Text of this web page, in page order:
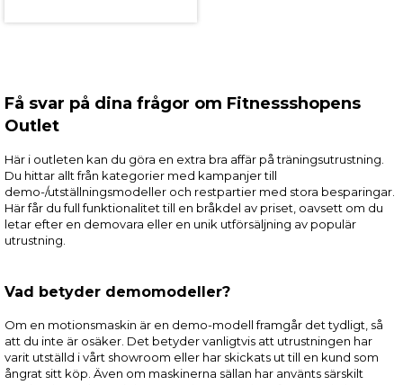
Få svar på dina frågor om Fitnessshopens
Outlet
Här i outleten kan du göra en extra bra affär på träningsutrustning.
Du hittar allt från kategorier med kampanjer till
demo-/utställningsmodeller och restpartier med stora besparingar.
Här får du full funktionalitet till en bråkdel av priset, oavsett om du
letar efter en demovara eller en unik utförsäljning av populär
utrustning.
Vad betyder demomodeller?
Om en motionsmaskin är en demo-modell framgår det tydligt, så
att du inte är osäker. Det betyder vanligtvis att utrustningen har
varit utställd i vårt showroom eller har skickats ut till en kund som
ångrat sitt köp. Även om maskinerna sällan har använts särskilt